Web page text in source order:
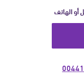
أو الهاتف